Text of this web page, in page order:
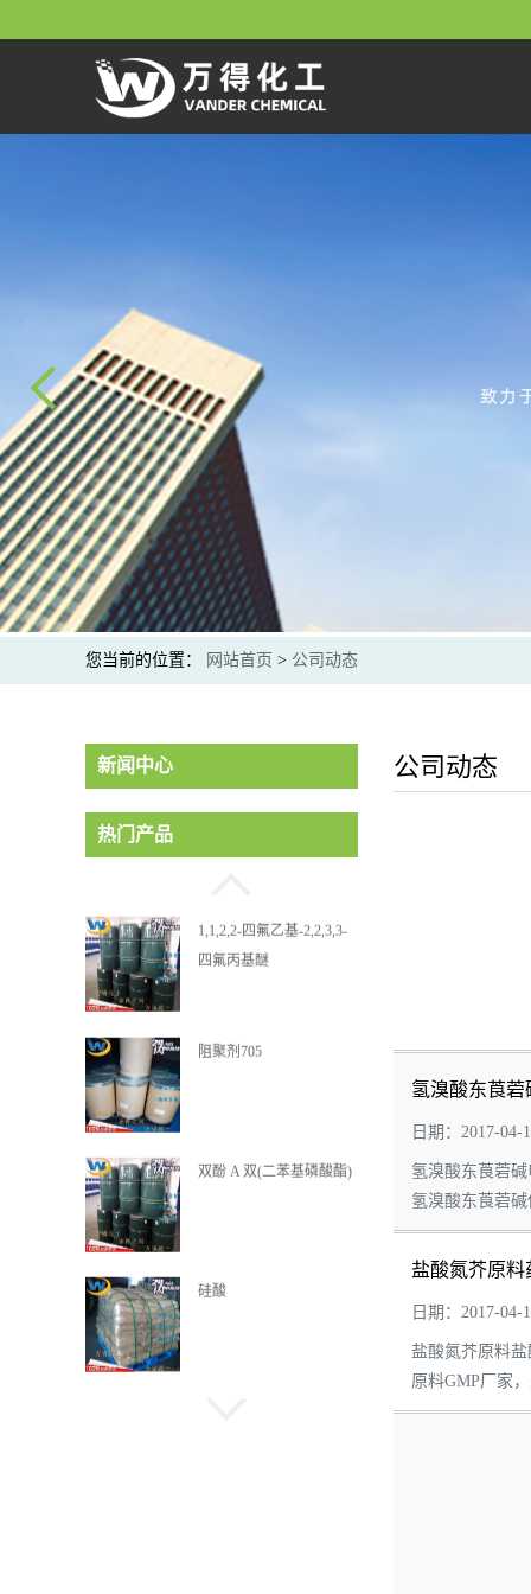
您当前的位置： 网站首页 > 公司动态
新闻中心
热门产品
1,1,2,2-四氟乙基-2,2,3,3-
阻聚剂705
双酚 A 双(二苯基磷酸酯)
硅酸
二苄基甲苯
公司动态
氢溴酸东莨菪
日期：2017-04-
氢溴酸东莨菪碱
氢溴酸东莨菪
盐酸氮芥原料
日期：2017-04-
盐酸氮芥原料
原料GMP厂家